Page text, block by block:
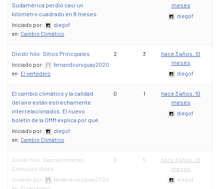
Sudamérica perdió casi un
kilómetro cuadrado en 8 meses.
Iniciado por:
diegof
en: Cambio Climático
meses
diegof
Dividir hilo: Sitios Principales
Iniciado por:
fernandouruguay2020
en: El vertedero
2 3
hace 3 años, 10
meses
diegof
El cambio climático y la calidad
del aire están estrechamente
interrelacionados. El nuevo
boletín de la OMM explica por qué.
Iniciado por:
diegof
en: Cambio Climático
0 1
hace 3 años, 10
meses
diegof
Dividir hilo: Decrecimiento:
Consejos útiles
Iniciado por:
fernandouruguay2020
0 5
hace 3 años, 10
meses
diegof